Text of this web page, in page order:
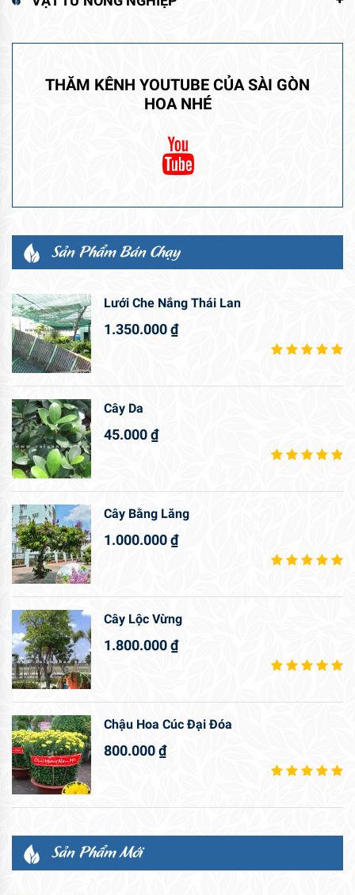
THĂM KÊNH YOUTUBE CỦA SÀI GÒN
HOA NHÉ
Sản Phẩm Bán Chạy
Lưới Che Nắng Thái Lan
1.350.000₫
Cây Da
45.000₫
Cây Bằng Lăng
1.000.000₫
Cây Lộc Vừng
1.800.000₫
Chậu Hoa Cúc Đại Đóa
800.000₫
Sản Phẩm Mới